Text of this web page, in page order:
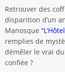
Retrouver des
disparition d’un
Manosque
remplies de
démêler le vrai
confiée ?